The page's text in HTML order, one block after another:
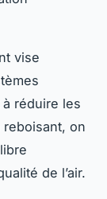
vise
réduire les
on
de l’air.